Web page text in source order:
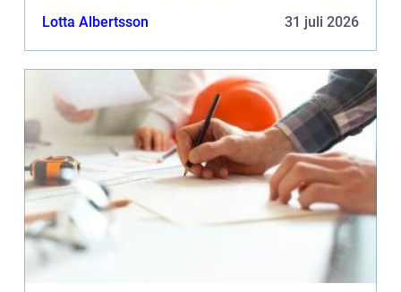
Lotta Albertsson 31 juli 2026